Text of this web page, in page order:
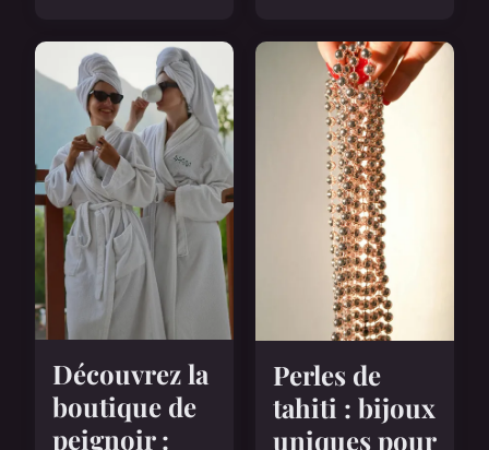
Découvrez la
boutique de
peignoir :
Perles de
tahiti : bijoux
uniques pour